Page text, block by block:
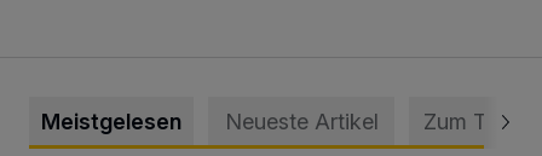
Meistgelesen Neueste Artikel Zum Thema